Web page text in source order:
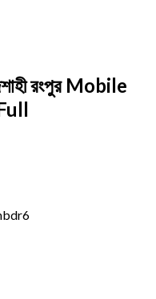
রংপুর Mobile